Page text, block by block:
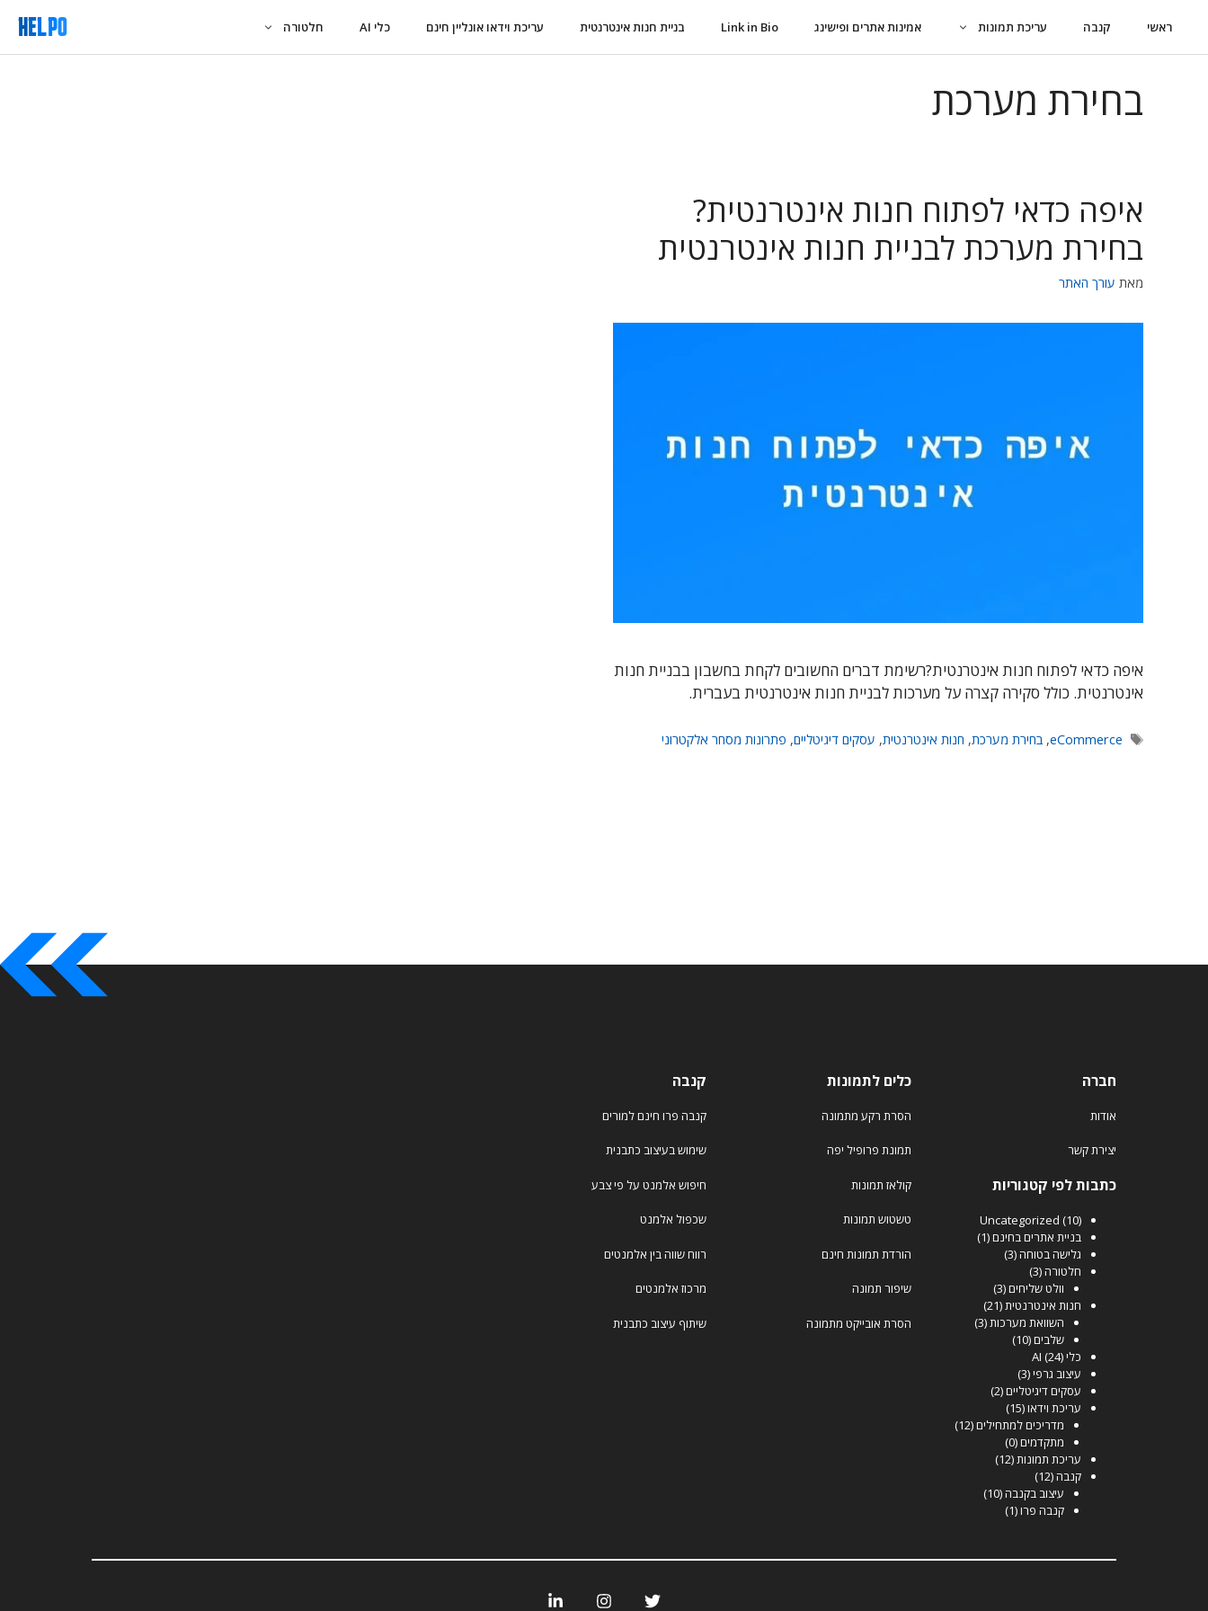
ראשי קנבה עריכת תמונות אמינות אתרים ופישינג Link in Bio בניית חנות אינטרנטית עריכת וידאו אונליין חינם כלי AI חלטורה
בחירת מערכת
איפה כדאי לפתוח חנות אינטרנטית?
בחירת מערכת לבניית חנות אינטרנטית
מאת עורך האתר
איפה כדאי לפתוח חנות אינטרנטית?רשימת דברים החשובים לקחת בחשבון בבניית חנות
אינטרנטית. כולל סקירה קצרה על מערכות לבניית חנות אינטרנטית בעברית.
תגיות
eCommerce
,בחירת מערכת, חנות אינטרנטית, עסקים דיגיטליים, פתרונות מסחר אלקטרוני
חברה
אודות
יצירת קשר
כתבות לפי קטגוריות
Uncategorized (10)
בניית אתרים בחינם(1)
גלישה בטוחה(3)
חלטורה(3)
וולט שליחים(3)
חנות אינטרנטית(21)
השוואת מערכות(3)
שלבים(10)
כלי AI(24)
עיצוב גרפי(3)
עסקים דיגיטליים(2)
עריכת וידאו(15)
מדריכים למתחילים(12)
מתקדמים(0)
עריכת תמונות(12)
קנבה(12)
עיצוב בקנבה(10)
קנבה פרו(1)
כלים לתמונות
הסרת רקע מתמונה
תמונת פרופיל יפה
קולאז תמונות
טשטוש תמונות
הורדת תמונות חינם
שיפור תמונה
הסרת אובייקט מתמונה
קנבה
קנבה פרו חינם למורים
שימוש בעיצוב כתבנית
חיפוש אלמנט על פי צבע
שכפול אלמנט
רווח שווה בין אלמנטים
מרכוז אלמנטים
שיתוף עיצוב כתבנית